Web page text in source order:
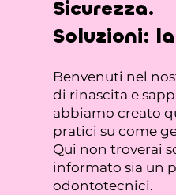
Sicurezza.
Soluzioni:
Benvenuti nel
di rinascita e
abbiamo creato
pratici su come
Qui non troverai
informato sia un
odontotecnici.